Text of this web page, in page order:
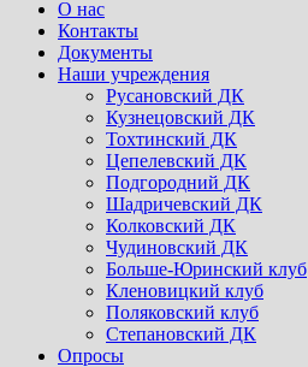
Menu
О нас
Контакты
Документы
Наши учреждения
Русановский ДК
Кузнецовский ДК
Тохтинский ДК
Цепелевский ДК
Подгородний ДК
Шадричевский ДК
Колковский ДК
Чудиновский ДК
Больше-Юринский клуб
Кленовицкий клуб
Поляковский клуб
Степановский ДК
Опросы